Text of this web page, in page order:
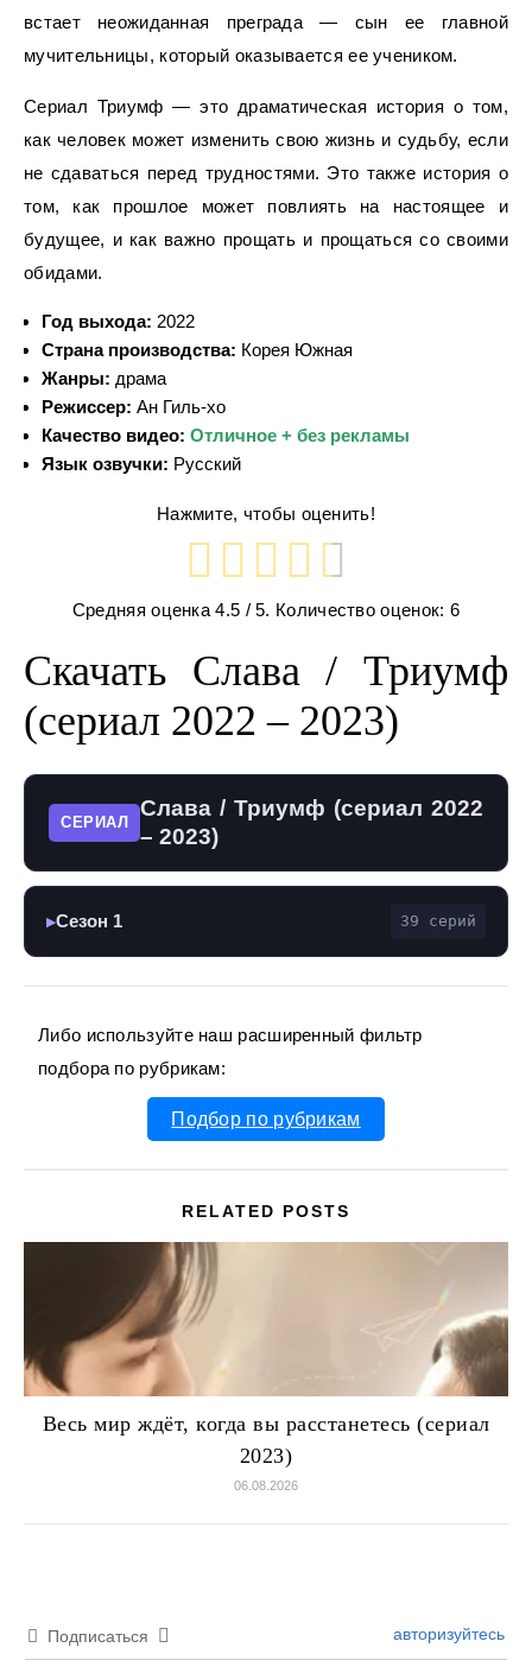
встает неожиданная преграда — сын ее главной
мучительницы, который оказывается ее учеником.
Сериал Триумф — это драматическая история о том,
как человек может изменить свою жизнь и судьбу, если
не сдаваться перед трудностями. Это также история о
том, как прошлое может повлиять на настоящее и
будущее, и как важно прощать и прощаться со своими
обидами.
Год выхода: 2022
Страна производства: Корея Южная
Жанры: драма
Режиссер: Ан Гиль-хо
Качество видео: Отличное + без рекламы
Язык озвучки: Русский
Нажмите, чтобы оценить!
Средняя оценка4.5 / 5. Количество оценок: 6
Скачать Слава / Триумф
(сериал 2022 – 2023)
СЕРИАЛ
Слава / Триумф (сериал 2022
– 2023)
▶Сезон 1 39 серий
Либо используйте наш расширенный фильтр
подбора по рубрикам:
Подбор по рубрикам
RELATED POSTS
Весь мир ждёт, когда вы расстанетесь (сериал
2023)
06.08.2026
Подписаться авторизуйтесь